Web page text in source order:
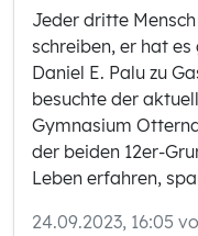
Jeder dritte
schreiben, er hat
Daniel E. Palu zu
besuchte der
Gymnasium
der beiden 12er-
Leben erfahren,
24.09.2023, 16:05